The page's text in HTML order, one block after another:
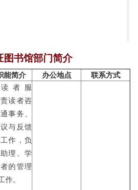
图书馆部门简介
能简介 办公地点 联系方式
者服
读者咨
事务、
与反馈
作，负
理、学
的管理
作。